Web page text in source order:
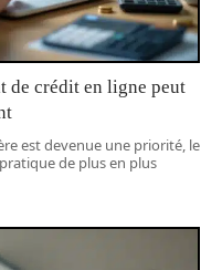
de crédit en ligne peut
est devenue une priorité, le
de plus en plus